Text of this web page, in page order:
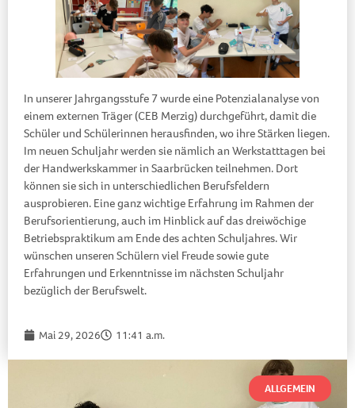
In unserer Jahrgangsstufe 7 wurde eine Potenzialanalyse von
einem externen Träger (CEB Merzig) durchgeführt, damit die
Schüler und Schülerinnen herausfinden, wo ihre Stärken liegen.
Im neuen Schuljahr werden sie nämlich an Werkstatttagen bei
der Handwerkskammer in Saarbrücken teilnehmen. Dort
können sie sich in unterschiedlichen Berufsfeldern
ausprobieren. Eine ganz wichtige Erfahrung im Rahmen der
Berufsorientierung, auch im Hinblick auf das dreiwöchige
Betriebspraktikum am Ende des achten Schuljahres. Wir
wünschen unseren Schülern viel Freude sowie gute
Erfahrungen und Erkenntnisse im nächsten Schuljahr
bezüglich der Berufswelt.
Mai 29, 2026 11:41 a.m.
ALLGEMEIN